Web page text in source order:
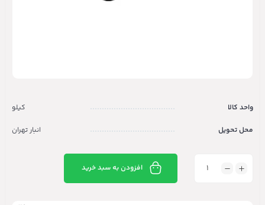
واحد کالا
کیلو
محل تحویل
انبار تهران
افزودن به سبد خرید